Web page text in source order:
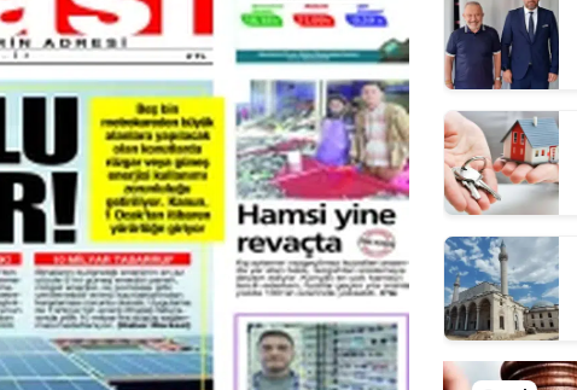
Bolu
Burdur
Bursa
Çanakkale
Çankırı
Çorum
Denizli
Diyarbakır